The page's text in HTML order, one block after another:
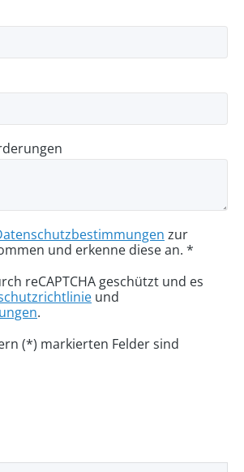
zur
und erkenne diese an. *
reCAPTCHA geschützt und es
und
.
(*) markierten Felder sind